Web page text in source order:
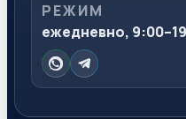
РЕЖИМ
ежедневно,